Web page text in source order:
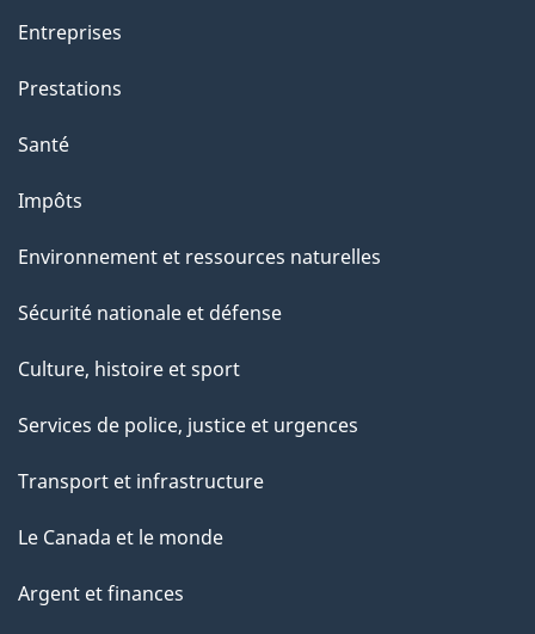
Entreprises
Prestations
Santé
Impôts
Environnement et ressources naturelles
Sécurité nationale et défense
Culture, histoire et sport
Services de police, justice et urgences
Transport et infrastructure
Le Canada et le monde
Argent et finances